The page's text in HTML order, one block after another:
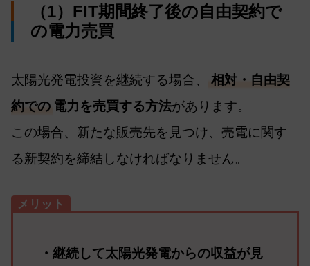
（1）FIT期間終了後の自由契約で
の電力売買
太陽光発電投資を継続する場合、
相対・自由契
約での 電力を売買する方法があります。
この場合、新たな販売先を見つけ、売電に関す
る新契約を締結しなければなりません。
メリット
・継続して太陽光発電からの収益が見